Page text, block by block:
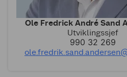
Ole Fredrick André Sand
Utviklingssjef
990 32 269